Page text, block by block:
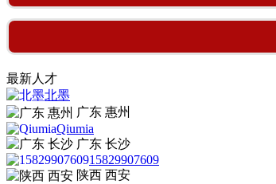
最新人才
北墨
广东 惠州
Qiumia
广东 长沙
15829907609
陕西 西安